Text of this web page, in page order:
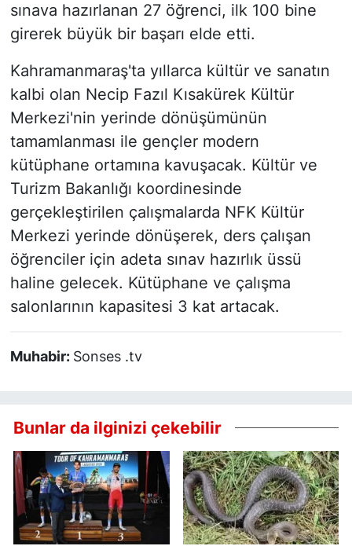
sınava hazırlanan 27 öğrenci, ilk 100 bine
girerek büyük bir başarı elde etti.
Kahramanmaraş'ta yıllarca kültür ve sanatın
kalbi olan Necip Fazıl Kısakürek Kültür
Merkezi'nin yerinde dönüşümünün
tamamlanması ile gençler modern
kütüphane ortamına kavuşacak. Kültür ve
Turizm Bakanlığı koordinesinde
gerçekleştirilen çalışmalarda NFK Kültür
Merkezi yerinde dönüşerek, ders çalışan
öğrenciler için adeta sınav hazırlık üssü
haline gelecek. Kütüphane ve çalışma
salonlarının kapasitesi 3 kat artacak.
Muhabir: Sonses .tv
Bunlar da ilginizi çekebilir